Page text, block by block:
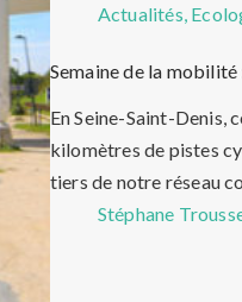
Actualités,
Semaine de la
En Seine-Saint-Denis,
kilomètres de pistes
tiers de notre réseau
Stéphane